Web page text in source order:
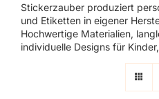
Stickerzauber produziert
und Etiketten in eigener
Hochwertige Materialien,
individuelle Designs für